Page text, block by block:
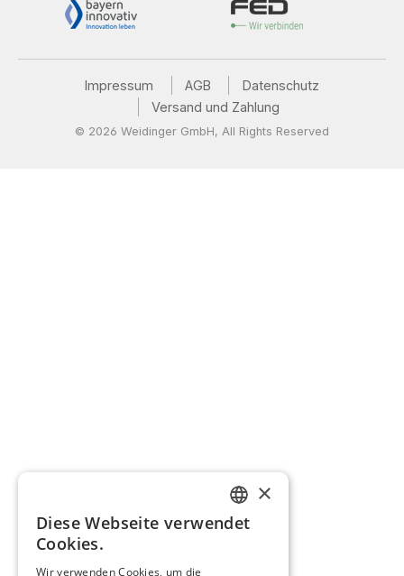
Impressum AGB
Datenschutz
Versand und Zahlung
© 2026 Weidinger GmbH, All Rights Reserved
GERMAN
×
Diese Webseite verwendet
Cookies.
Wir verwenden Cookies, um die